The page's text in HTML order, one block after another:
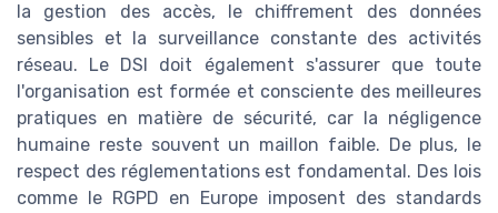
la gestion des accès, le chiffrement des données
sensibles et la surveillance constante des activités
réseau. Le DSI doit également s'assurer que toute
l'organisation est formée et consciente des meilleures
pratiques en matière de sécurité, car la négligence
humaine reste souvent un maillon faible. De plus, le
respect des réglementations est fondamental. Des lois
comme le RGPD en Europe imposent des standards